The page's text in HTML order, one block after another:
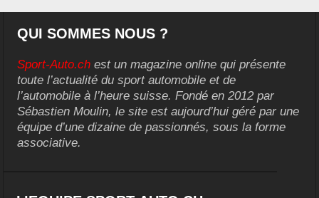
QUI SOMMES NOUS ?
Sport-Auto.ch est un magazine online qui présente
toute l’actualité du sport automobile et de
l’automobile à l’heure suisse. Fondé en 2012 par
Sébastien Moulin, le site est aujourd’hui géré par une
équipe d’une dizaine de passionnés, sous la forme
associative.